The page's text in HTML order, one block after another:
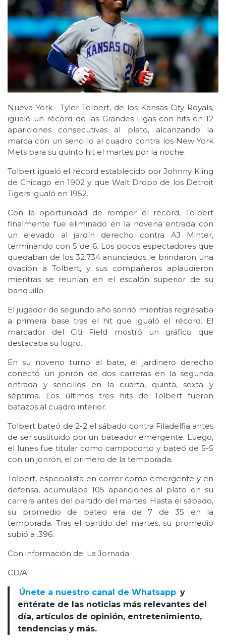
Nueva York.- Tyler Tolbert, de los Kansas City Royals,
igualó un récord de las Grandes Ligas con hits en 12
apariciones consecutivas al plato, alcanzando la
marca con un sencillo al cuadro contra los New York
Mets para su quinto hit el martes por la noche.
Tolbert igualó el récord establecido por Johnny Kling
de Chicago en 1902 y que Walt Dropo de los Detroit
Tigers igualó en 1952.
Con la oportunidad de romper el récord, Tolbert
finalmente fue eliminado en la novena entrada con
un elevado al jardín derecho contra AJ Minter,
terminando con 5 de 6. Los pocos espectadores que
quedaban de los 32.734 anunciados le brindaron una
ovación a Tolbert, y sus compañeros aplaudieron
mientras se reunían en el escalón superior de su
banquillo.
El jugador de segundo año sonrió mientras regresaba
a primera base tras el hit que igualó el récord. El
marcador del Citi Field mostró un gráfico que
destacaba su logro.
En su noveno turno al bate, el jardinero derecho
conectó un jonrón de dos carreras en la segunda
entrada y sencillos en la cuarta, quinta, sexta y
séptima. Los últimos tres hits de Tolbert fueron
batazos al cuadro interior.
Tolbert bateó de 2-2 el sábado contra Filadelfia antes
de ser sustituido por un bateador emergente. Luego,
el lunes fue titular como campocorto y bateó de 5-5
con un jonrón, el primero de la temporada.
Tolbert, especialista en correr como emergente y en
defensa, acumulaba 105 apariciones al plato en su
carrera antes del partido del martes. Hasta el sábado,
su promedio de bateo era de 7 de 35 en la
temporada. Tras el partido del martes, su promedio
subió a .396.
Con información de: La Jornada
CD/AT
Únete a nuestro canal de Whatsapp y
entérate de las noticias más relevantes del
día, artículos de opinión, entretenimiento,
tendencias y más.